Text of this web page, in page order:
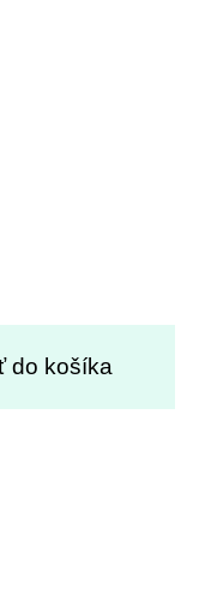
do košíka